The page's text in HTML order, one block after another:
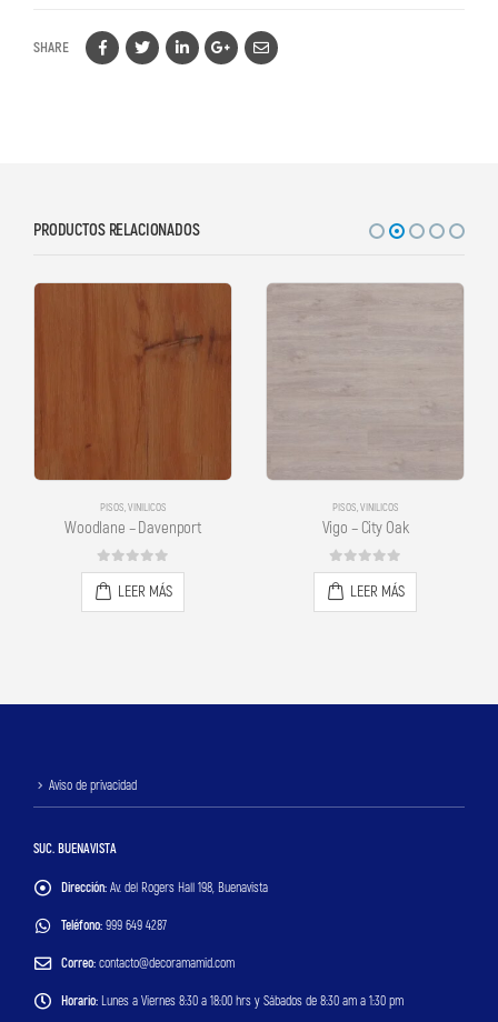
SHARE
PRODUCTOS RELACIONADOS
PISOS,VINILICOS
Vigo – City Oak
0out of 5
LEER MÁS
PISOS,VINILICOS
Woodlane – Norfolk
0out of 5
LEER MÁS
Aviso de privacidad
SUC. BUENAVISTA
Dirección: Av. del Rogers Hall 198, Buenavista
Teléfono: 999 649 4287
Correo: contacto@decoramamid.com
Horario: Lunes a Viernes 8:30 a 18:00 hrs y Sábados de 8:30 am a 1:30 pm